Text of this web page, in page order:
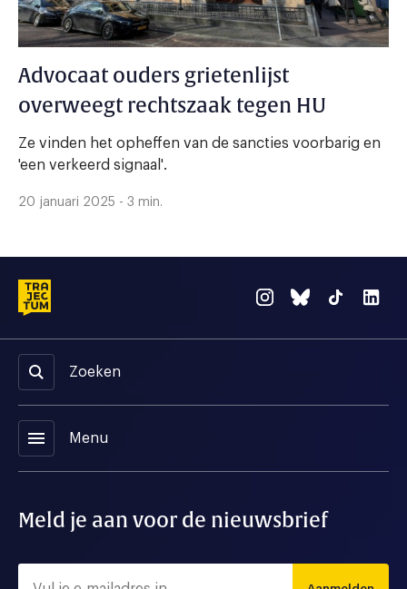
Advocaat ouders grietenlijst
overweegt rechtszaak tegen HU
Ze vinden het opheffen van de sancties voorbarig en
'een verkeerd signaal'.
20 januari 2025 - 3 min.
Zoeken
menu Menu
Meld je aan voor de nieuwsbrief